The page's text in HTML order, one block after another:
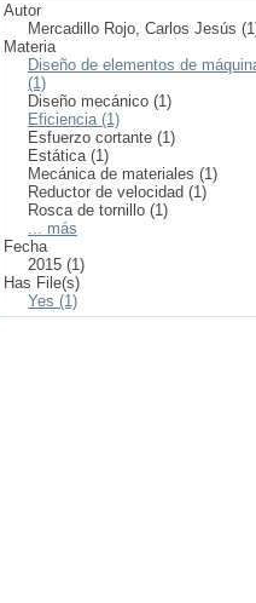
Autor
Mercadillo Rojo, Carlos Jesús
Materia
Diseño de elementos de
(1)
Diseño mecánico (1)
Eficiencia (1)
Esfuerzo cortante (1)
Estática (1)
Mecánica de materiales (1)
Reductor de velocidad (1)
Rosca de tornillo (1)
... más
Fecha
2015 (1)
Has File(s)
Yes (1)